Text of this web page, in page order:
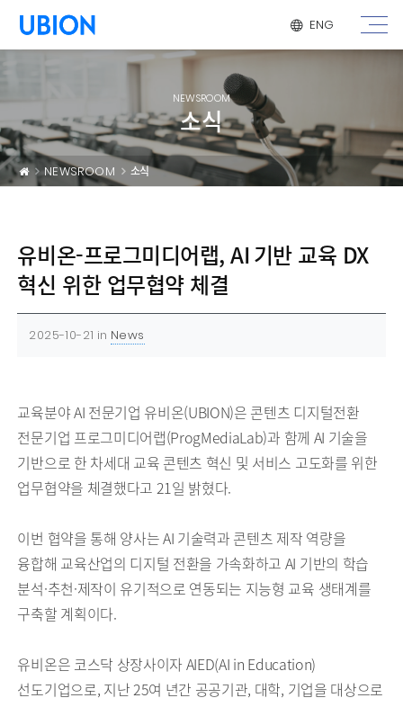
메뉴 건너 뛰기
ENG
NEWSROOM
소식
NEWSROOM 소식
유비온-프로그미디어랩, AI 기반 교육 DX
혁신 위한 업무협약 체결
2025-10-21 in News
교육분야 AI 전문기업 유비온(UBION)은 콘텐츠 디지털전환
전문기업 프로그미디어랩(ProgMediaLab)과 함께 AI 기술을
기반으로 한 차세대 교육 콘텐츠 혁신 및 서비스 고도화를 위한
업무협약을 체결했다고 21일 밝혔다.
이번 협약을 통해 양사는 AI 기술력과 콘텐츠 제작 역량을
융합해 교육산업의 디지털 전환을 가속화하고 AI 기반의 학습
분석·추천·제작이 유기적으로 연동되는 지능형 교육 생태계를
구축할 계획이다.
유비온은 코스닥 상장사이자 AIED(AI in Education)
선도기업으로, 지난 25여 년간 공공기관, 대학, 기업을 대상으로